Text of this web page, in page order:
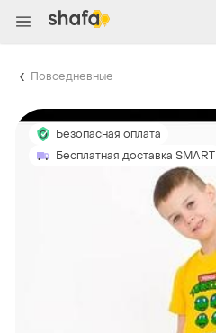
Повседневные
Безопасная оплата
Бесплатная доставка SMART